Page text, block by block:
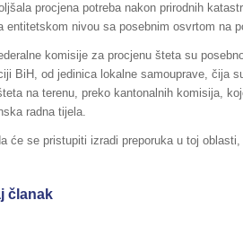
procjena potreba nakon prirodnih
entitetskom nivou sa posebnim osvrtom na
komisije za procjenu šteta su
BiH, od jedinica lokalne samouprave, čija
na terenu, preko kantonalnih komisija,
radna tijela.
će se pristupiti izradi preporuka u toj
članak